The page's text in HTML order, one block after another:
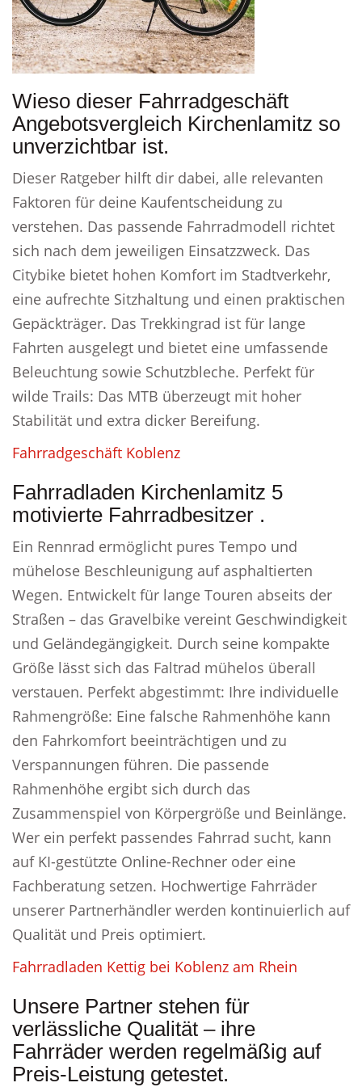
Wieso dieser Fahrradgeschäft
Angebotsvergleich Kirchenlamitz so
unverzichtbar ist.
Dieser Ratgeber hilft dir dabei, alle relevanten
Faktoren für deine Kaufentscheidung zu
verstehen. Das passende Fahrradmodell richtet
sich nach dem jeweiligen Einsatzzweck. Das
Citybike bietet hohen Komfort im Stadtverkehr,
eine aufrechte Sitzhaltung und einen praktischen
Gepäckträger. Das Trekkingrad ist für lange
Fahrten ausgelegt und bietet eine umfassende
Beleuchtung sowie Schutzbleche. Perfekt für
wilde Trails: Das MTB überzeugt mit hoher
Stabilität und extra dicker Bereifung.
Fahrradgeschäft Koblenz
Fahrradladen Kirchenlamitz 5
motivierte Fahrradbesitzer .
Ein Rennrad ermöglicht pures Tempo und
mühelose Beschleunigung auf asphaltierten
Wegen. Entwickelt für lange Touren abseits der
Straßen – das Gravelbike vereint Geschwindigkeit
und Geländegängigkeit. Durch seine kompakte
Größe lässt sich das Faltrad mühelos überall
verstauen. Perfekt abgestimmt: Ihre individuelle
Rahmengröße: Eine falsche Rahmenhöhe kann
den Fahrkomfort beeinträchtigen und zu
Verspannungen führen. Die passende
Rahmenhöhe ergibt sich durch das
Zusammenspiel von Körpergröße und Beinlänge.
Wer ein perfekt passendes Fahrrad sucht, kann
auf KI-gestützte Online-Rechner oder eine
Fachberatung setzen. Hochwertige Fahrräder
unserer Partnerhändler werden kontinuierlich auf
Qualität und Preis optimiert.
Fahrradladen Kettig bei Koblenz am Rhein
Unsere Partner stehen für
verlässliche Qualität – ihre
Fahrräder werden regelmäßig auf
Preis-Leistung getestet.